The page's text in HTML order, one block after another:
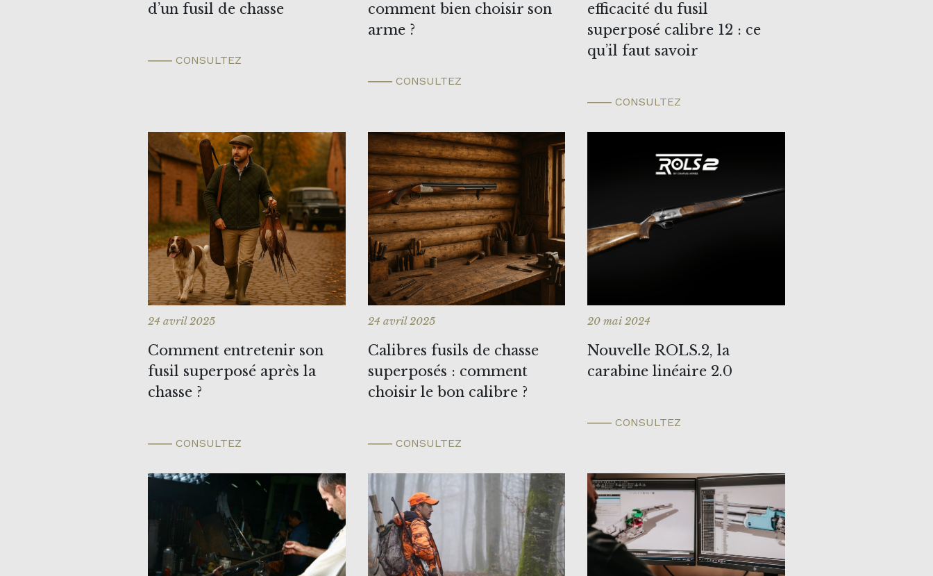
d’un fusil de chasse
CONSULTEZ
comment bien choisir son
arme ?
CONSULTEZ
efficacité du fusil
superposé calibre 12 : ce
qu’il faut savoir
CONSULTEZ
24 avril 2025
Comment entretenir son
fusil superposé après la
chasse ?
CONSULTEZ
24 avril 2025
Calibres fusils de chasse
superposés : comment
choisir le bon calibre ?
CONSULTEZ
20 mai 2024
Nouvelle ROLS.2, la
carabine linéaire 2.0
CONSULTEZ